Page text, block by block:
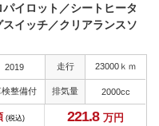
イロット／シートヒータ
イッチ／クリアランスソ
2019 走行 23000ｋｍ
検整備付 排気量 2000cc
(税込) 221.8 万円